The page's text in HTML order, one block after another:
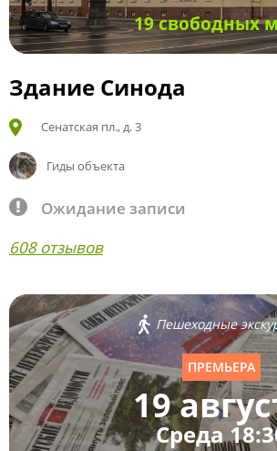
19 свободных
Здание Синода
Сенатская пл., д. 3
Гиды объекта
Ожидание записи
608 отзывов
Пешеходные
ПРЕМЬЕРА
19
Среда